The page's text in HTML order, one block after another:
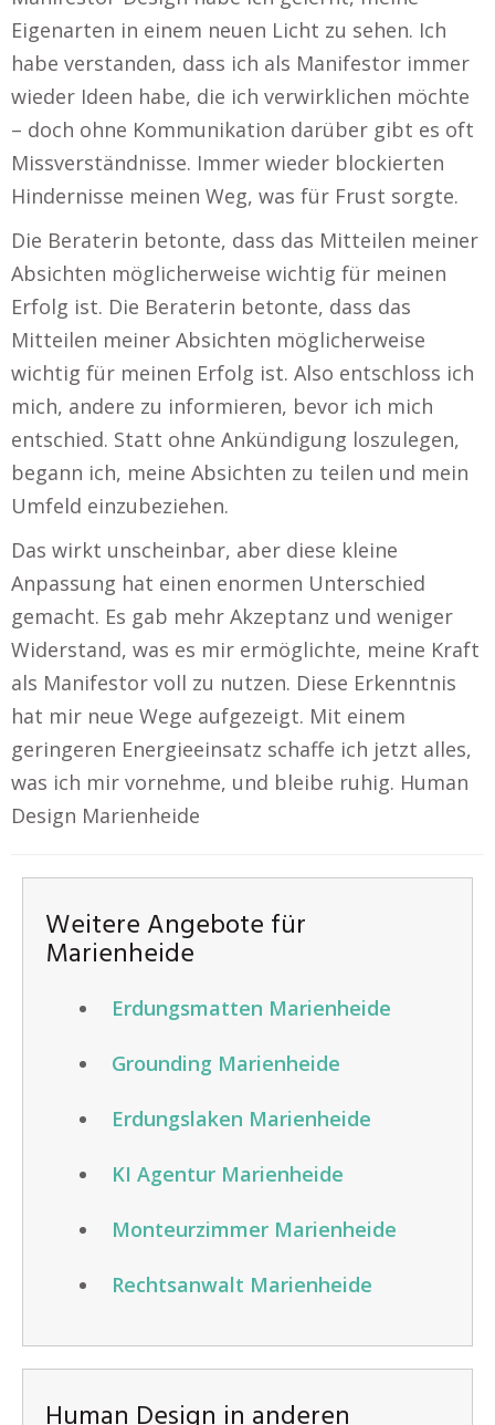
Eigenarten in einem neuen Licht zu sehen. Ich
habe verstanden, dass ich als Manifestor immer
wieder Ideen habe, die ich verwirklichen möchte
– doch ohne Kommunikation darüber gibt es oft
Missverständnisse. Immer wieder blockierten
Hindernisse meinen Weg, was für Frust sorgte.
Die Beraterin betonte, dass das Mitteilen meiner
Absichten möglicherweise wichtig für meinen
Erfolg ist. Die Beraterin betonte, dass das
Mitteilen meiner Absichten möglicherweise
wichtig für meinen Erfolg ist. Also entschloss ich
mich, andere zu informieren, bevor ich mich
entschied. Statt ohne Ankündigung loszulegen,
begann ich, meine Absichten zu teilen und mein
Umfeld einzubeziehen.
Das wirkt unscheinbar, aber diese kleine
Anpassung hat einen enormen Unterschied
gemacht. Es gab mehr Akzeptanz und weniger
Widerstand, was es mir ermöglichte, meine Kraft
als Manifestor voll zu nutzen. Diese Erkenntnis
hat mir neue Wege aufgezeigt. Mit einem
geringeren Energieeinsatz schaffe ich jetzt alles,
was ich mir vornehme, und bleibe ruhig. Human
Design Marienheide
Weitere Angebote für
Marienheide
Erdungsmatten Marienheide
Grounding Marienheide
Erdungslaken Marienheide
KI Agentur Marienheide
Monteurzimmer Marienheide
Rechtsanwalt Marienheide